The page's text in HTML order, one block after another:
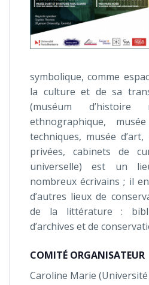
symbolique, comme
la culture et de sa
(muséum d’histoire
ethnographique,
techniques, musée
privées, cabinets de
universelle) est un
nombreux écrivains ; il
d’autres lieux de
de la littérature :
d’archives et de
COMITÉ ORGANISATEUR
Caroline Marie